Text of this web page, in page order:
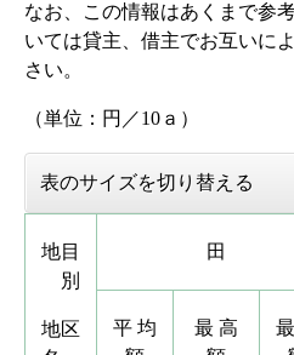
なお、この情報はあくまで参
いては貸主、借主でお互いに
さい。
（単位：円／10ａ）
表のサイズを切り替える
地目
別
地区
田
平 均
最 高